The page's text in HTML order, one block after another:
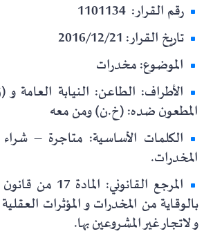
رقم القرار: 1101134
تاريخ القرار: 2016/12/21
الموضوع: مخدرات
الأطراف: الطاعن: النيابة
المطعون ضده: (خ.ن) ومن معه
الكلمات الأساسية: متاجرة –
المخدرات.
بالوقاية من المخدرات و المؤثرات
و لاتجار غير المشروعين بها.